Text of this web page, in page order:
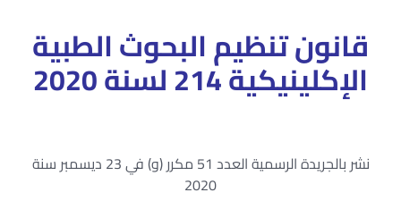
قانون تنظيم البحوث الطبية
الإكلينيكية 214 لسنة 2020
نشر بالجريدة الرسمية العدد 51 مكرر (و) في 23 ديسمبر سنة
2020